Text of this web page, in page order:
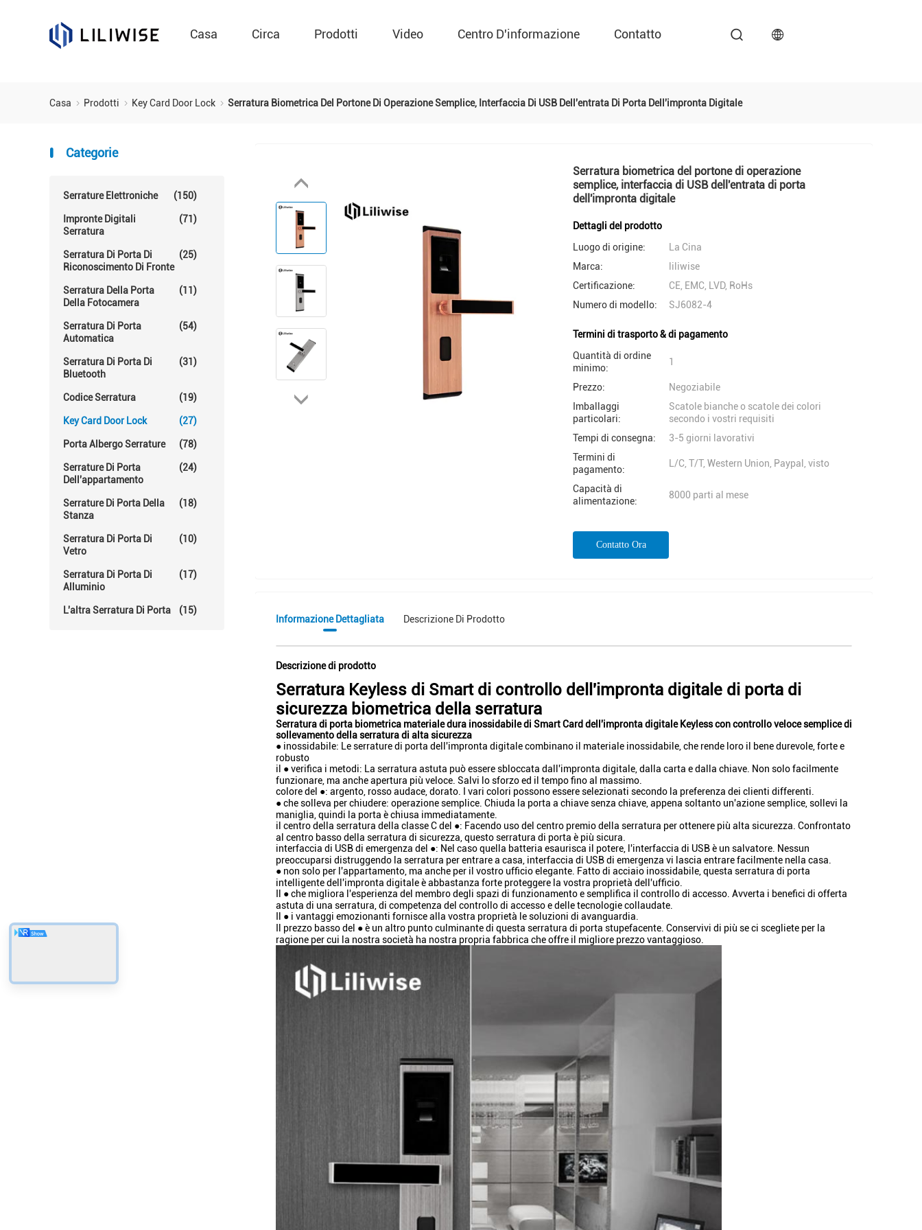
Casa Circa Prodotti Video Centro D'informazione Contatto
Casa Prodotti Key Card Door Lock Serratura Biometrica Del Portone Di Operazione Semplice, Interfaccia Di USB Dell'entrata Di Porta Dell'impronta Digitale
Categorie
Serrature Elettroniche (150)
Impronte Digitali
Serratura
(71)
Serratura Di Porta Di
Riconoscimento Di Fronte
(25)
Serratura Della Porta
Della Fotocamera
(11)
Serratura Di Porta
Automatica
(54)
Serratura Di Porta Di
Bluetooth
(31)
Codice Serratura (19)
Key Card Door Lock (27)
Porta Albergo Serrature (78)
Serrature Di Porta
Dell'appartamento
(24)
Serrature Di Porta Della
Stanza
(18)
Serratura Di Porta Di
Vetro
(10)
Serratura Di Porta Di
Alluminio
(17)
L'altra Serratura Di Porta (15)
Serratura biometrica del portone di operazione
semplice, interfaccia di USB dell'entrata di porta
dell'impronta digitale
Dettagli del prodotto
Luogo di origine:
La Cina
Marca:
liliwise
Certificazione:
CE, EMC, LVD, RoHs
Numero di modello:
SJ6082-4
Termini di trasporto & di pagamento
Quantità di ordine
minimo:
1
Prezzo:
Negoziabile
Imballaggi
particolari:
Scatole bianche o scatole dei colori
secondo i vostri requisiti
Tempi di consegna:
3-5 giorni lavorativi
Termini di
pagamento:
L/C, T/T, Western Union, Paypal, visto
Capacità di
alimentazione:
8000 parti al mese
Contatto Ora
Informazione Dettagliata Descrizione Di Prodotto
Descrizione di prodotto
Serratura Keyless di Smart di controllo dell'impronta digitale di porta di
sicurezza biometrica della serratura
Serratura di porta biometrica materiale dura inossidabile di Smart Card dell'impronta digitale Keyless con controllo veloce semplice di
sollevamento della serratura di alta sicurezza
● inossidabile: Le serrature di porta dell'impronta digitale combinano il materiale inossidabile, che rende loro il bene durevole, forte e
robusto
il ● verifica i metodi: La serratura astuta può essere sbloccata dall'impronta digitale, dalla carta e dalla chiave. Non solo facilmente
funzionare, ma anche apertura più veloce. Salvi lo sforzo ed il tempo fino al massimo.
colore del ●: argento, rosso audace, dorato. I vari colori possono essere selezionati secondo la preferenza dei clienti differenti.
● che solleva per chiudere: operazione semplice. Chiuda la porta a chiave senza chiave, appena soltanto un'azione semplice, sollevi la
maniglia, quindi la porta è chiusa immediatamente.
il centro della serratura della classe C del ●: Facendo uso del centro premio della serratura per ottenere più alta sicurezza. Confrontato
al centro basso della serratura di sicurezza, questo serratura di porta è più sicura.
interfaccia di USB di emergenza del ●: Nel caso quella batteria esaurisca il potere, l'interfaccia di USB è un salvatore. Nessun
preoccuparsi distruggendo la serratura per entrare a casa, interfaccia di USB di emergenza vi lascia entrare facilmente nella casa.
● non solo per l'appartamento, ma anche per il vostro ufficio elegante. Fatto di acciaio inossidabile, questa serratura di porta
intelligente dell'impronta digitale è abbastanza forte proteggere la vostra proprietà dell'ufficio.
Il ● che migliora l'esperienza del membro degli spazi di funzionamento e semplifica il controllo di accesso. Avverta i benefici di offerta
astuta di una serratura, di competenza del controllo di accesso e delle tecnologie collaudate.
Il ● i vantaggi emozionanti fornisce alla vostra proprietà le soluzioni di avanguardia.
Il prezzo basso del ● è un altro punto culminante di questa serratura di porta stupefacente. Conservivi di più se ci scegliete per la
ragione per cui la nostra società ha nostra propria fabbrica che offre il migliore prezzo vantaggioso.